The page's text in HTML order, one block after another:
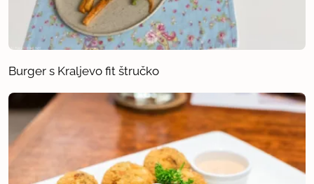
Burger s Kraljevo fit štručko